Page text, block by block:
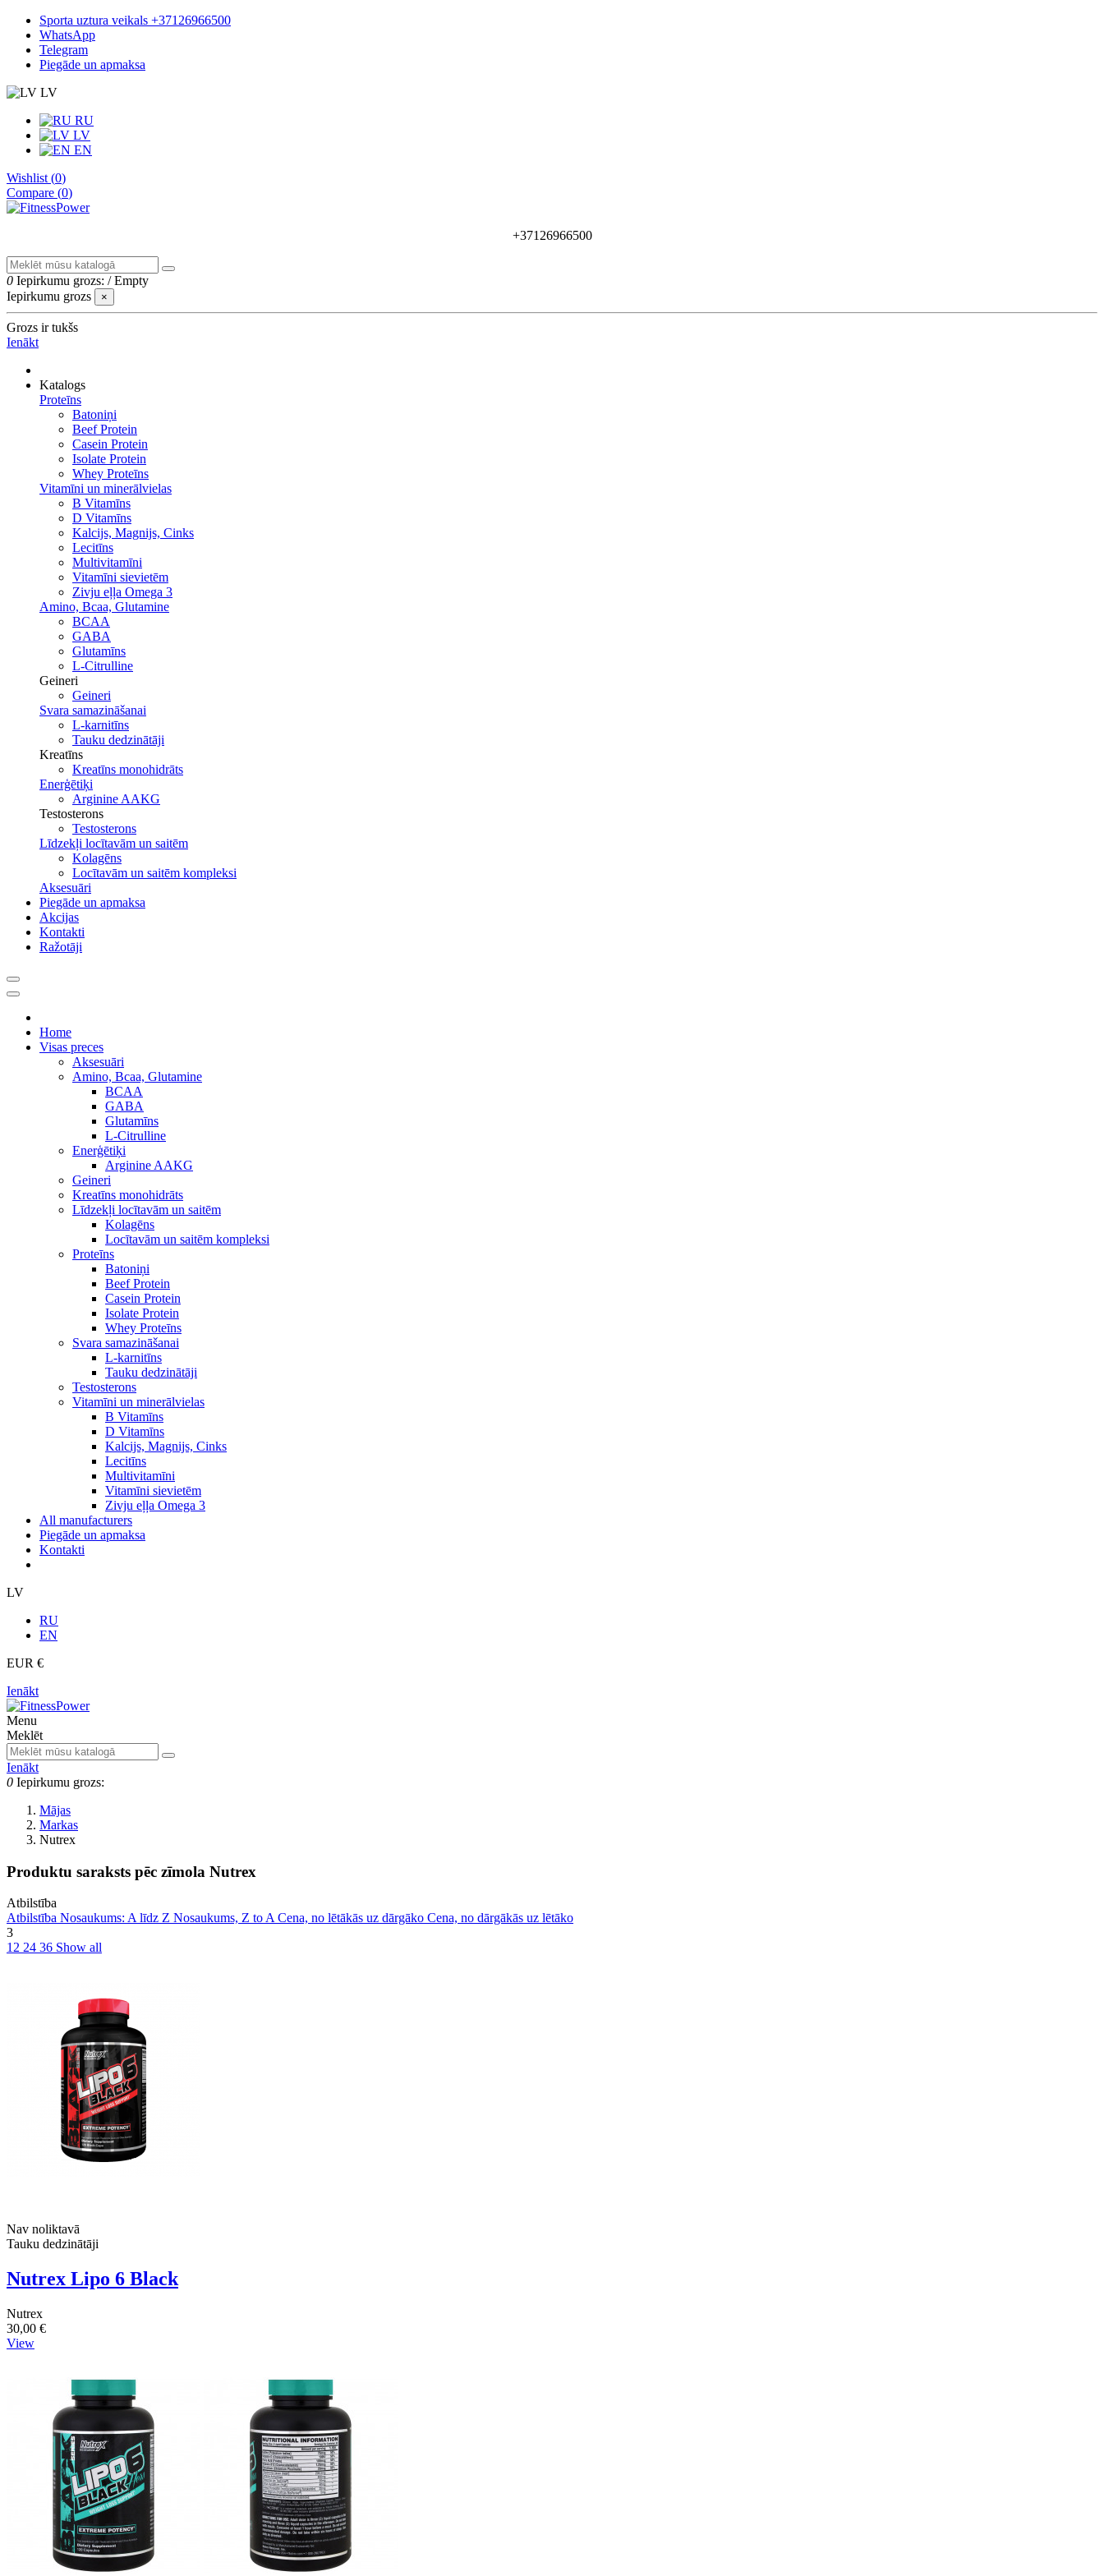
Sporta uztura veikals +37126966500
WhatsApp
Telegram
Piegāde un apmaksa
LV
RU
LV
EN
Wishlist (0)
Compare (0)
+37126966500
0 Iepirkumu grozs: /Empty
Iepirkumu grozs
×
Grozs ir tukšs
Ienākt
Katalogs
Proteīns
Batoniņi
Beef Protein
Casein Protein
Isolate Protein
Whey Proteīns
Vitamīni un minerālvielas
B Vitamīns
D Vitamīns
Kalcijs, Magnijs, Cinks
Lecitīns
Multivitamīni
Vitamīni sievietēm
Zivju eļļa Omega 3
Amino, Bcaa, Glutamine
BCAA
GABA
Glutamīns
L-Citrulline
Geineri
Geineri
Svara samazināšanai
L-karnitīns
Tauku dedzinātāji
Kreatīns
Kreatīns monohidrāts
Enerģētiķi
Arginine AAKG
Testosterons
Testosterons
Līdzekļi locītavām un saitēm
Kolagēns
Locītavām un saitēm kompleksi
Aksesuāri
Piegāde un apmaksa
Akcijas
Kontakti
Ražotāji
Home
Visas preces
Aksesuāri
Amino, Bcaa, Glutamine
BCAA
GABA
Glutamīns
L-Citrulline
Enerģētiķi
Arginine AAKG
Geineri
Kreatīns monohidrāts
Līdzekļi locītavām un saitēm
Kolagēns
Locītavām un saitēm kompleksi
Proteīns
Batoniņi
Beef Protein
Casein Protein
Isolate Protein
Whey Proteīns
Svara samazināšanai
L-karnitīns
Tauku dedzinātāji
Testosterons
Vitamīni un minerālvielas
B Vitamīns
D Vitamīns
Kalcijs, Magnijs, Cinks
Lecitīns
Multivitamīni
Vitamīni sievietēm
Zivju eļļa Omega 3
All manufacturers
Piegāde un apmaksa
Kontakti
LV
RU
EN
EUR €
Ienākt
Menu
Meklēt
Ienākt
0 Iepirkumu grozs:
Mājas
Markas
Nutrex
Produktu saraksts pēc zīmola Nutrex
Atbilstība
Atbilstība Nosaukums: A līdz Z Nosaukums, Z to ACena, no lētākās uz dārgāko Cena, no dārgākās uz lētāko
3
12 24 36 Show all
Nav noliktavā
Tauku dedzinātāji
Nutrex Lipo 6 Black
Nutrex
30,00 €
View